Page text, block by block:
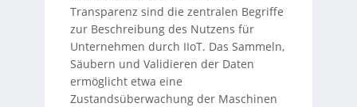
Transparenz sind die zentralen Begriffe
zur Beschreibung des Nutzens für
Unternehmen durch IIoT. Das Sammeln,
Säubern und Validieren der Daten
ermöglicht etwa eine
Zustandsüberwachung der Maschinen